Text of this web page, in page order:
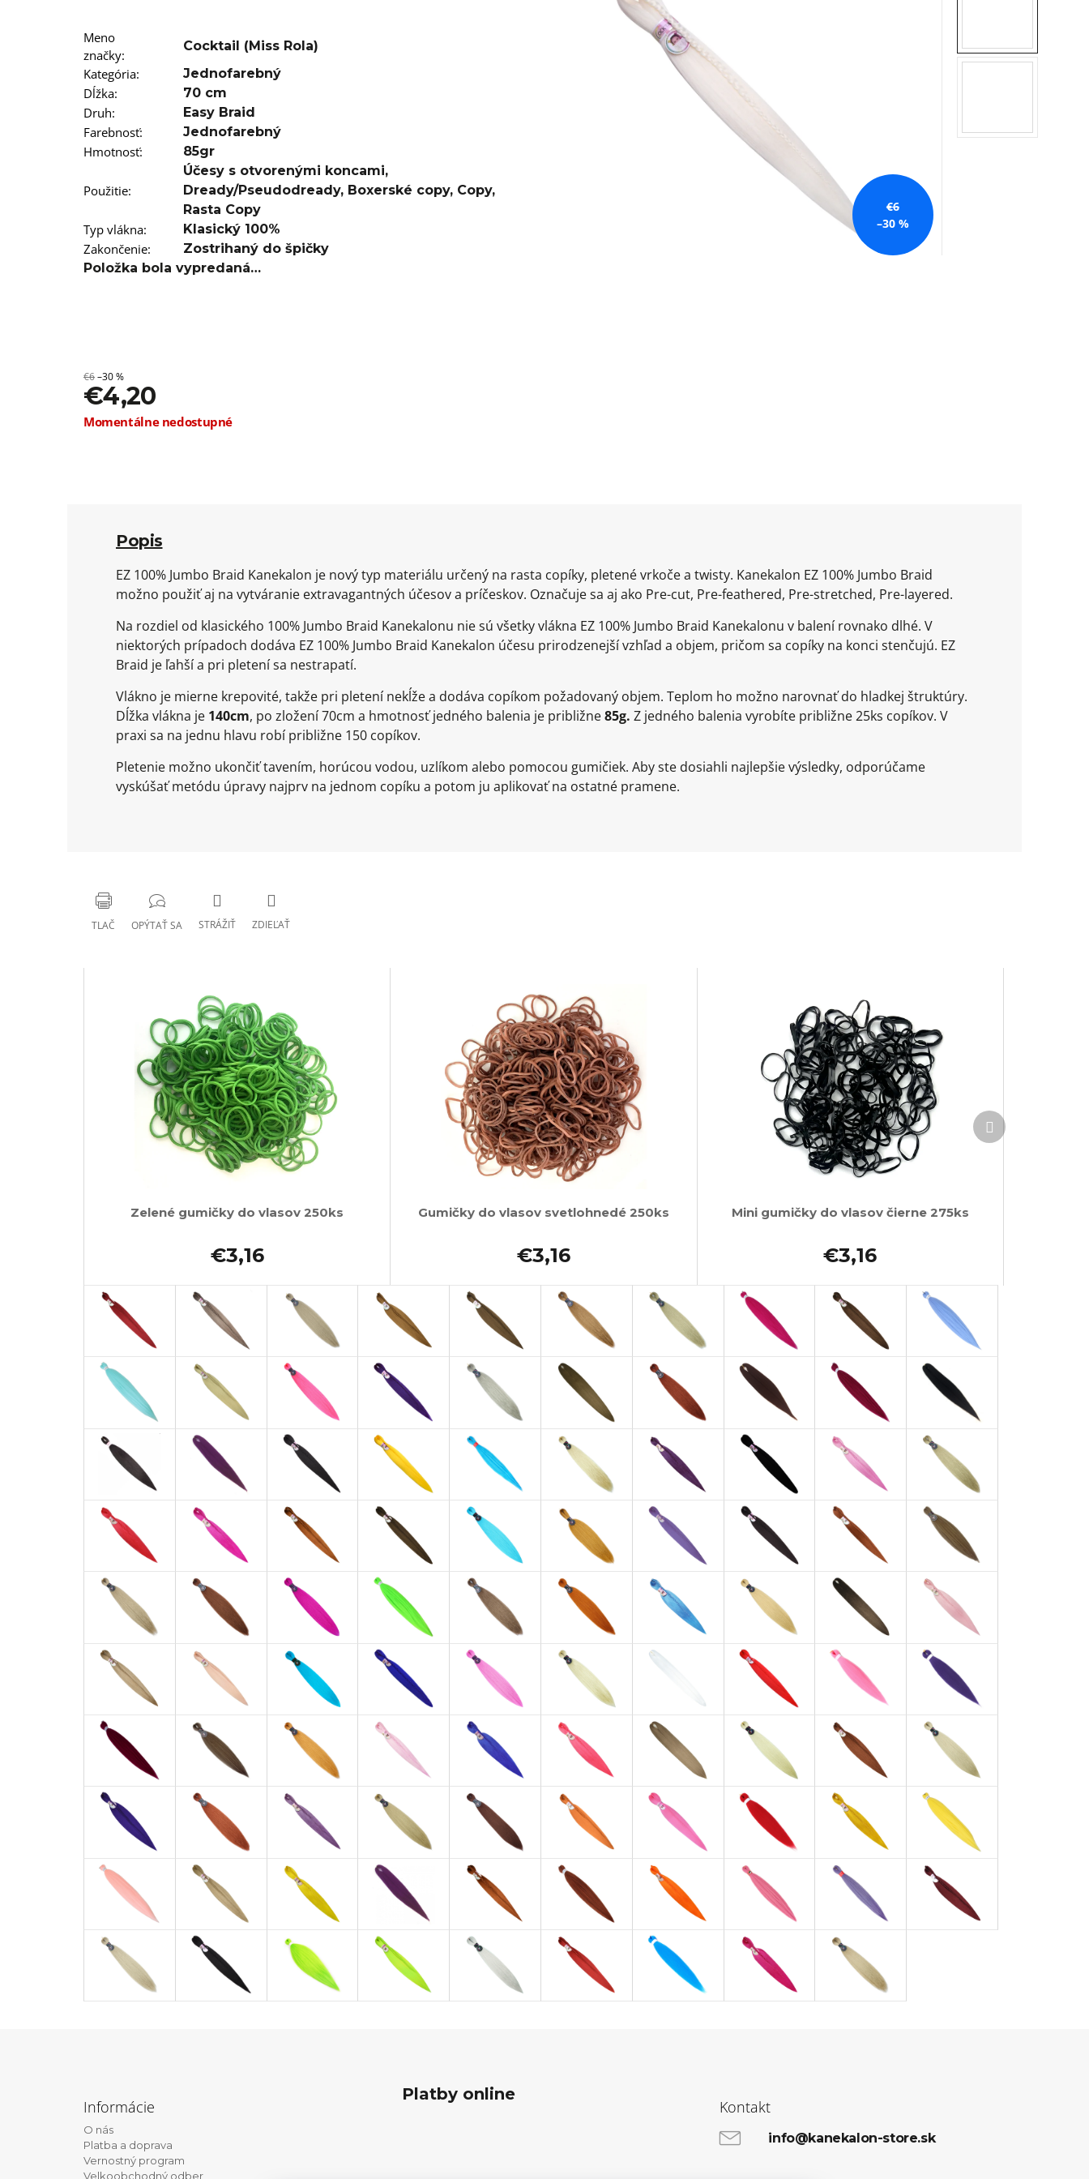
€6
–30 %
Meno
značky:
Cocktail (Miss Rola)
Kategória: Jednofarebný
Dĺžka: 70 cm
Druh: Easy Braid
Farebnosť: Jednofarebný
Hmotnosť: 85gr
Použitie:
Účesy s otvorenými koncami,
Dready/Pseudodready, Boxerské copy, Copy,
Rasta Copy
Typ vlákna: Klasický 100%
Zakončenie:
Zostrihaný do špičky
Položka bola vypredaná…
€6–30 %
€4,20
Jednotková
Momentálne nedostupné
Popis
EZ 100% Jumbo Braid Kanekalon je nový typ materiálu určený na rasta copíky, pletené vrkoče a twisty. Kanekalon EZ 100% Jumbo Braid
možno použiť aj na vytváranie extravagantných účesov a príčeskov. Označuje sa aj ako Pre-cut, Pre-feathered, Pre-stretched, Pre-layered.
Na rozdiel od klasického 100% Jumbo Braid Kanekalonu nie sú všetky vlákna EZ 100% Jumbo Braid Kanekalonu v balení rovnako dlhé. V
niektorých prípadoch dodáva EZ 100% Jumbo Braid Kanekalon účesu prirodzenejší vzhľad a objem, pričom sa copíky na konci stenčujú. EZ
Braid je ľahší a pri pletení sa nestrapatí.
Vlákno je mierne krepovité, takže pri pletení nekĺže a dodáva copíkom požadovaný objem. Teplom ho možno narovnať do hladkej štruktúry.
Dĺžka vlákna je 140cm, po zložení 70cm a hmotnosť jedného balenia je približne85g. Z jedného balenia vyrobíte približne 25ks copíkov. V
praxi sa na jednu hlavu robí približne 150 copíkov.
Pletenie možno ukončiť tavením, horúcou vodou, uzlíkom alebo pomocou gumičiek. Aby ste dosiahli najlepšie výsledky, odporúčame
vyskúšať metódu úpravy najprv na jednom copíku a potom ju aplikovať na ostatné pramene.
TLAČ OPÝTAŤ SA STRÁŽIŤ ZDIEĽAŤ
Zelené gumičky do vlasov 250ks
€3,16
Gumičky do vlasov svetlohnedé 250ks
€3,16
Mini gumičky do vlasov čierne 275ks
€3,16
Ďalší
produkt
Pôvodne:
€3,56
Pôvodne:
Informácie
O nás
Platba a doprava
Vernostný program
Velkoobchodný odber
Platby online
Kontakt
info@kanekalon-store.sk